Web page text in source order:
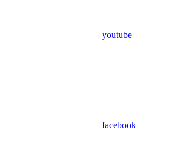
youtube
facebook